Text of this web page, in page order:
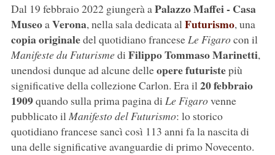
Dal 19 febbraio 2022 giungerà aPalazzo Maffei - Casa
MuseoaVerona, nella sala dedicata alFuturismo, una
copia originaledel quotidiano franceseLe Figarocon il
Manifeste du Futurismedi Filippo Tommaso Marinetti,
unendosi dunque ad alcune delleopere futuristepiù
significative della collezione Carlon. Era il20 febbraio
1909quando sulla prima pagina di Le Figarovenne
pubblicato ilManifesto del Futurismo: lo storico
quotidiano francese sancì così 113 anni fa la nascita di
una delle significative avanguardie di primo Novecento.